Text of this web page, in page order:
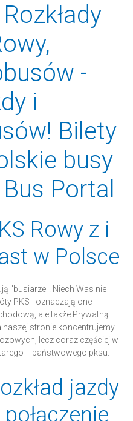
-
i
Bilety
busy
Portal
Rowy z i
w Polsce
"busiarze". Niech Was nie
PKS - oznaczają one
ale także Prywatną
stronie koncentrujemy
lecz coraz częściej w
- państwowego pksu.
jazdy